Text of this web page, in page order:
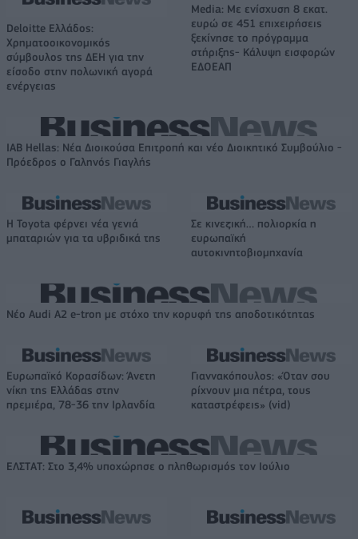
Deloitte Ελλάδος:
Χρηματοοικονομικός
σύμβουλος της ΔΕΗ για την
είσοδο στην πολωνική αγορά
ενέργειας
Media: Με ενίσχυση 8 εκατ.
ευρώ σε 451 επιχειρήσεις
ξεκίνησε το πρόγραμμα
στήριξης- Κάλυψη εισφορών
ΕΔΟΕΑΠ
IAB Hellas: Νέα Διοικούσα Επιτροπή και νέο Διοικητικό Συμβούλιο -
Πρόεδρος ο Γαληνός Γιαγλής
Η Toyota φέρνει νέα γενιά
μπαταριών για τα υβριδικά της
Σε κινεζική… πολιορκία η
ευρωπαϊκή
αυτοκινητοβιομηχανία
Νέο Audi A2 e-tron με στόχο την κορυφή της αποδοτικότητας
Ευρωπαϊκό Κορασίδων: Άνετη
νίκη της Ελλάδας στην
πρεμιέρα, 78-36 την Ιρλανδία
Γιαννακόπουλος: «Όταν σου
ρίχνουν μια πέτρα, τους
καταστρέφεις» (vid)
ΕΛΣΤΑΤ: Στο 3,4% υποχώρησε ο πληθωρισμός τον Ιούλιο